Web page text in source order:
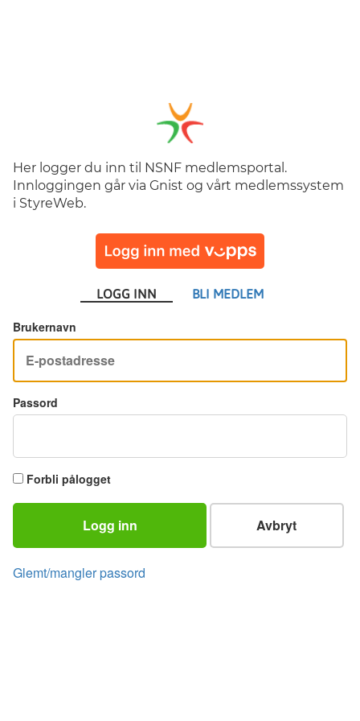
Her logger du inn til NSNF medlemsportal.
Innloggingen går via Gnist og vårt medlemssystem
i StyreWeb.
LOGG INN BLI MEDLEM
Brukernavn
Passord
Forbli pålogget
Logg inn Avbryt
Glemt/mangler passord